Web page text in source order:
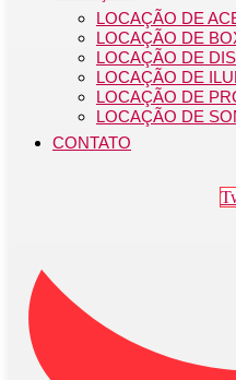
LOCAÇÃO DE
LOCAÇÃO DE
LOCAÇÃO DE
LOCAÇÃO DE
LOCAÇÃO DE
LOCAÇÃO DE
CONTATO